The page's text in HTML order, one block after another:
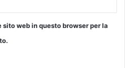
web in questo browser per la